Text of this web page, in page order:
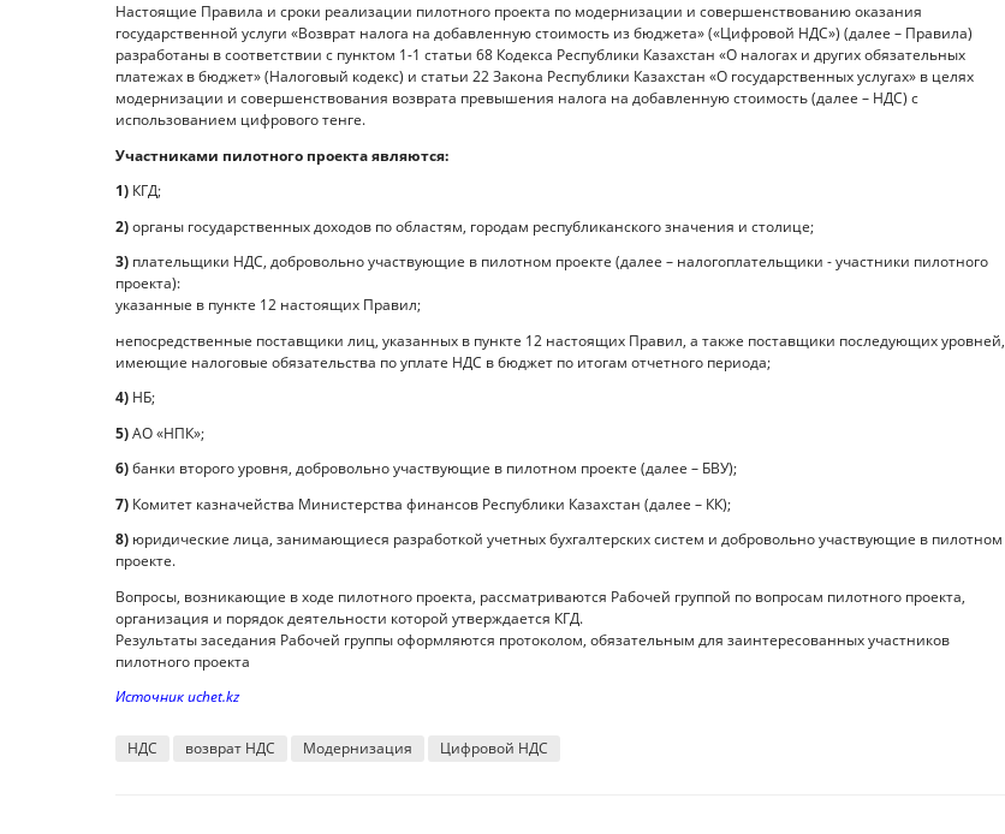
Настоящие Правила и сроки реализации пилотного проекта по модернизации и совершенствованию оказания
государственной услуги «Возврат налога на добавленную стоимость из бюджета» («Цифровой НДС») (далее – Правила)
разработаны в соответствии с пунктом 1-1 статьи 68 Кодекса Республики Казахстан «О налогах и других обязательных
платежах в бюджет» (Налоговый кодекс) и статьи 22 Закона Республики Казахстан «О государственных услугах» в целях
модернизации и совершенствования возврата превышения налога на добавленную стоимость (далее – НДС) с
использованием цифрового тенге.
Участниками пилотного проекта являются:
1) КГД;
2)органы государственных доходов по областям, городам республиканского значения и столице;
3) плательщики НДС, добровольно участвующие в пилотном проекте (далее – налогоплательщики - участники пилотного
проекта):
указанные в пункте 12 настоящих Правил;
непосредственные поставщики лиц, указанных в пункте 12 настоящих Правил, а также поставщики последующих уровней,
имеющие налоговые обязательства по уплате НДС в бюджет по итогам отчетного периода;
4) НБ;
5)АО «НПК»;
6)банки второго уровня, добровольно участвующие в пилотном проекте (далее – БВУ);
7) Комитет казначейства Министерства финансов Республики Казахстан (далее – КК);
8) юридические лица, занимающиеся разработкой учетных бухгалтерских систем и добровольно участвующие в пилотном
проекте.
Вопросы, возникающие в ходе пилотного проекта, рассматриваются Рабочей группой по вопросам пилотного проекта,
организация и порядок деятельности которой утверждается КГД.
Результаты заседания Рабочей группы оформляются протоколом, обязательным для заинтересованных участников
пилотного проекта
Источник uchet.kz
НДС возврат НДС Модернизация Цифровой НДС